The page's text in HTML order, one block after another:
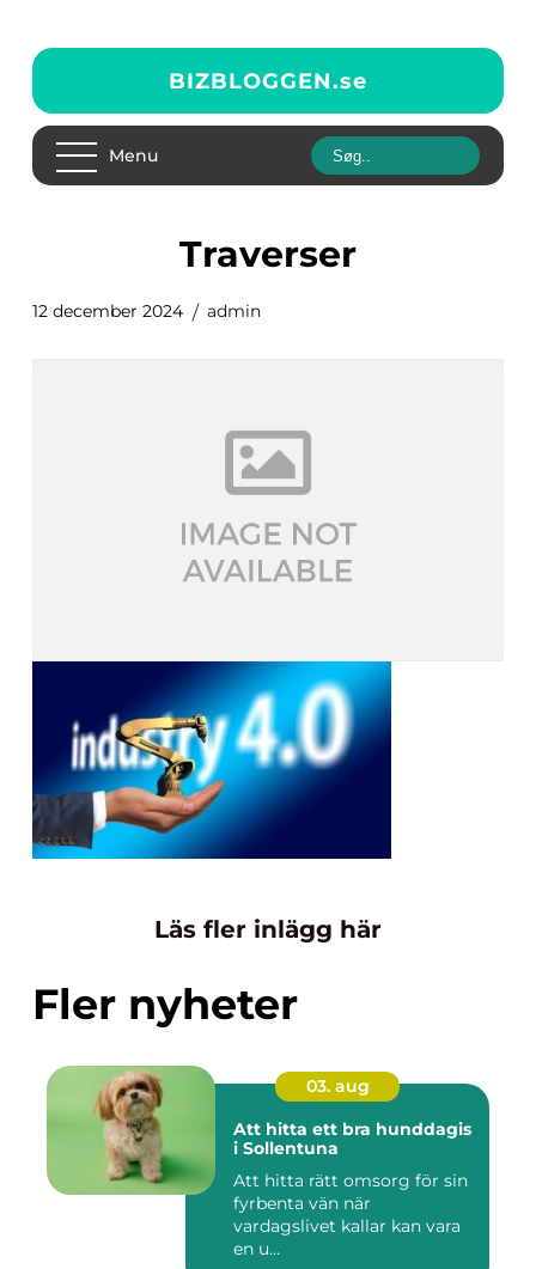
BIZBLOGGEN.se
Menu
traverser
12 december 2024 admin
Läs fler inlägg här
Fler nyheter
03. aug
Att hitta ett bra hunddagis
i Sollentuna
Att hitta rätt omsorg för sin
fyrbenta vän när
vardagslivet kallar kan vara
en u...